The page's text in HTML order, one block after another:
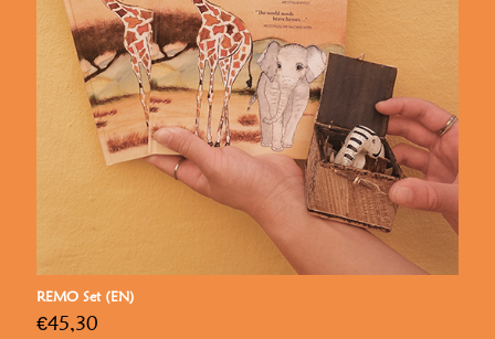
REMO Set (EN)
€45,30